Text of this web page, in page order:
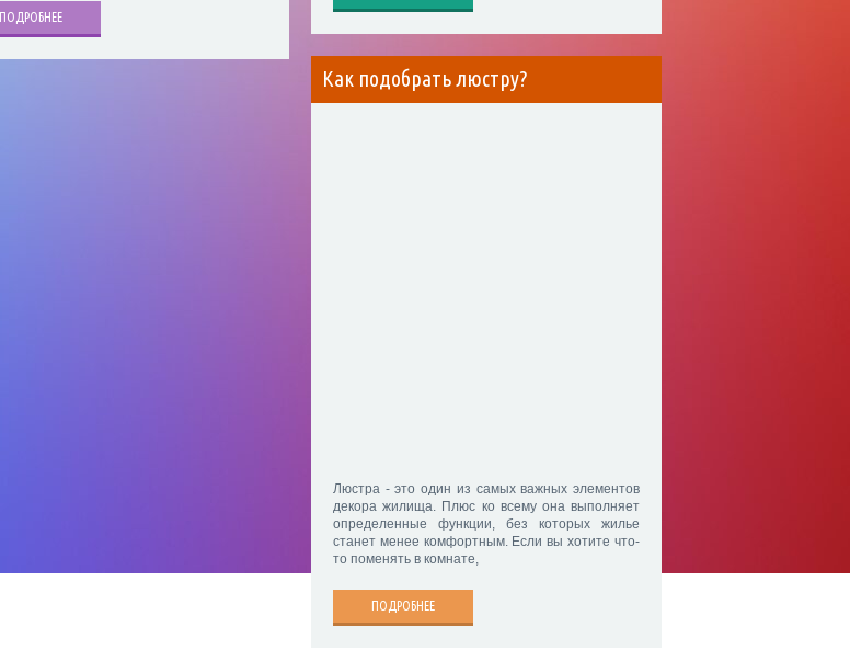
ПОДРОБНЕЕ
Как подобрать люстру?
Люстра - это один из самых важных элементов
декора жилища. Плюс ко всему она выполняет
определенные функции, без которых жилье
станет менее комфортным. Если вы хотите что-
то поменять в комнате,
ПОДРОБНЕЕ